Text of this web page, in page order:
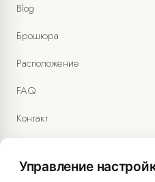
Blog
Брошюра
Расположение
FAQ
Контакт
Управление